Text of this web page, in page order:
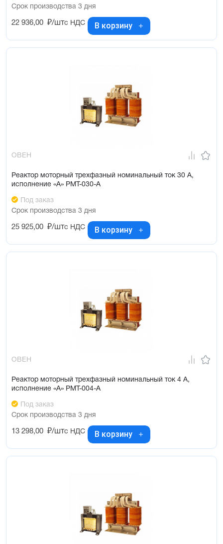
Срок производства 3 дня
22 936,00 ₽/штс НДС В корзину
ОВЕН
Реактор моторный трехфазный номинальный ток 30 А,
исполнение «А» РМТ-030-А
Под заказ
Срок производства 3 дня
25 925,00 ₽/штс НДС В корзину
ОВЕН
Реактор моторный трехфазный номинальный ток 4 А,
исполнение «А» РМТ-004-А
Под заказ
Срок производства 3 дня
13 298,00 ₽/штс НДС В корзину